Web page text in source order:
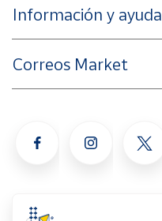
Información y ayuda
Correos Market